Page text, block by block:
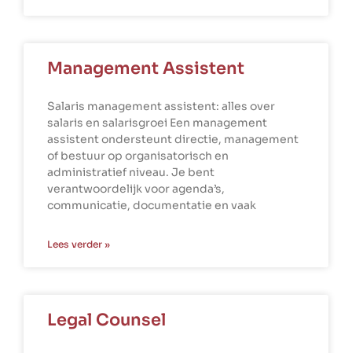
Management Assistent
Salaris management assistent: alles over
salaris en salarisgroei Een management
assistent ondersteunt directie, management
of bestuur op organisatorisch en
administratief niveau. Je bent
verantwoordelijk voor agenda’s,
communicatie, documentatie en vaak
Lees verder »
Legal Counsel